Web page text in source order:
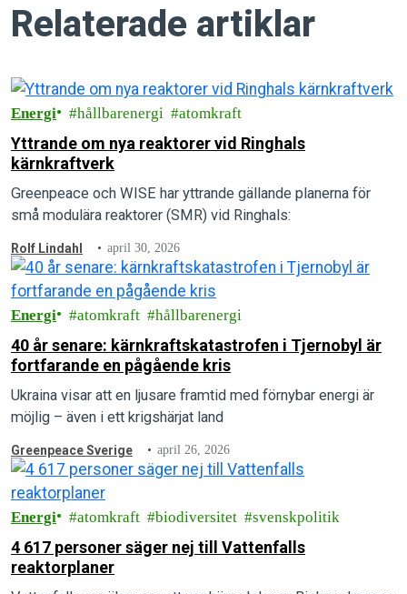
Relaterade artiklar
Energi hållbarenergi atomkraft
Yttrande om nya reaktorer vid Ringhals
kärnkraftverk
Greenpeace och WISE har yttrande gällande planerna för
små modulära reaktorer (SMR) vid Ringhals:
Rolf Lindahl april 30, 2026
Energi atomkraft hållbarenergi
40 år senare: kärnkraftskatastrofen i Tjernobyl är
fortfarande en pågående kris
Ukraina visar att en ljusare framtid med förnybar energi är
möjlig – även i ett krigshärjat land
Greenpeace Sverige april 26, 2026
Energi atomkraft biodiversitet svenskpolitik
4 617 personer säger nej till Vattenfalls
reaktorplaner